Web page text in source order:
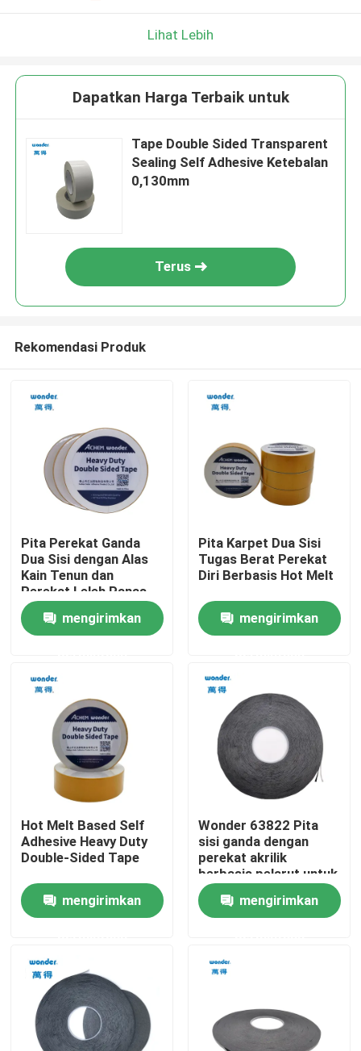
Rumah
Produk
Video
Pertunjukan VR
Tentang Kami
Tur Pabrik
Kontrol kualitas
Berita
Kasus
Lihat Lebih
Dapatkan Harga Terbaik untuk
Tape Double Sided Transparent
Sealing Self Adhesive Ketebalan
0,130mm
Terus
Rekomendasi Produk
Pita Perekat Ganda
Dua Sisi dengan Alas
Kain Tenun dan
Perekat Leleh Panas
untuk Daya Rekat Kuat
mengirimkan
Pita Karpet Dua Sisi
Tugas Berat Perekat
Diri Berbasis Hot Melt
mengirimkan
Hot Melt Based Self
Adhesive Heavy Duty
Double-Sided Tape
mengirimkan
Wonder 63822 Pita
sisi ganda dengan
perekat akrilik
berbasis pelarut untuk
ikatan yang kuat
mengirimkan